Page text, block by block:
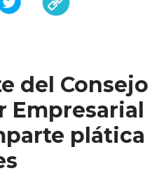
del Consejo
Empresarial
plática